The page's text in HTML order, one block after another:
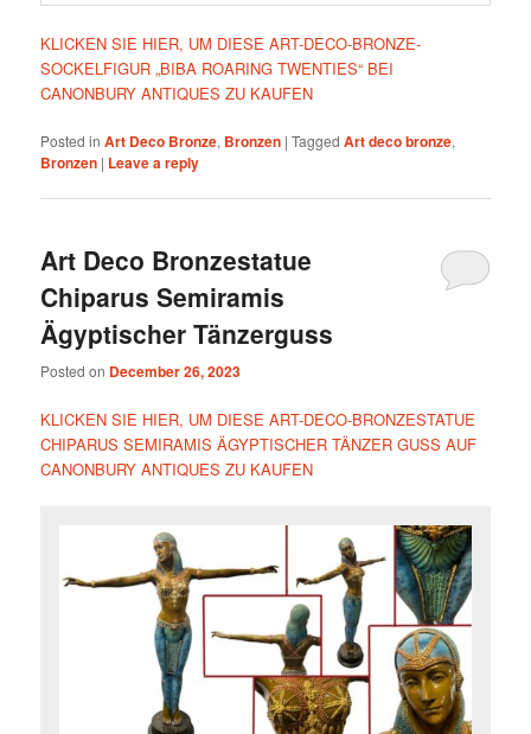
KLICKEN SIE HIER, UM DIESE ART-DECO-BRONZE-
SOCKELFIGUR „BIBA ROARING TWENTIES“ BEI
CANONBURY ANTIQUES ZU KAUFEN
Posted in Art Deco Bronze, Bronzen |Tagged Art deco bronze,
Bronzen | Leave a reply
Art Deco Bronzestatue
Chiparus Semiramis
Ägyptischer Tänzerguss
Posted on December 26, 2023
KLICKEN SIE HIER, UM DIESE ART-DECO-BRONZESTATUE
CHIPARUS SEMIRAMIS ÄGYPTISCHER TÄNZER GUSS AUF
CANONBURY ANTIQUES ZU KAUFEN